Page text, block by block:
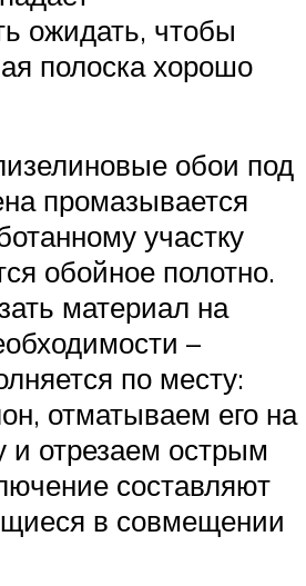
ожидать, чтобы
полоска хорошо
обои под
промазывается
участку
обойное полотно.
материал на
–
по месту:
отматываем его на
отрезаем острым
составляют
в совмещении